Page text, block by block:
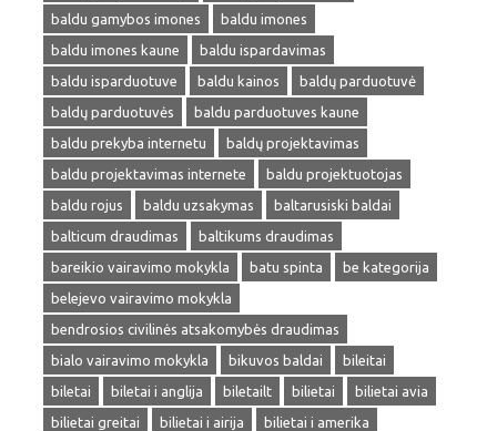
baldu gamybos imones
baldu imones
baldu imones kaune
baldu ispardavimas
baldu isparduotuve
baldu kainos
baldų parduotuvė
baldų parduotuvės
baldu parduotuves kaune
baldu prekyba internetu
baldų projektavimas
baldu projektavimas internete
baldu projektuotojas
baldu rojus
baldu uzsakymas
baltarusiski baldai
balticum draudimas
baltikums draudimas
bareikio vairavimo mokykla
batu spinta
be kategorija
belejevo vairavimo mokykla
bendrosios civilinės atsakomybės draudimas
bialo vairavimo mokykla
bikuvos baldai
bileitai
biletai
biletai i anglija biletailt bilietai
bilietai avia
bilietai greitai
bilietai i airija
bilietai i amerika